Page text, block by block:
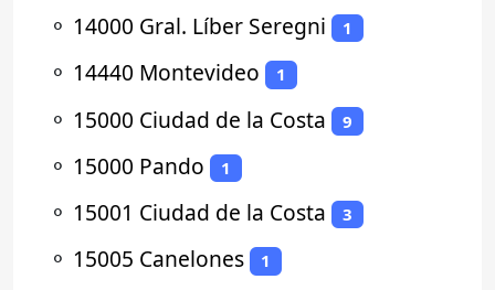
⚬ 14000 Gral. Líber Seregni 1
⚬ 14440 Montevideo 1
⚬ 15000 Ciudad de la Costa 9
⚬ 15000 Pando 1
⚬ 15001 Ciudad de la Costa 3
⚬ 15005 Canelones 1